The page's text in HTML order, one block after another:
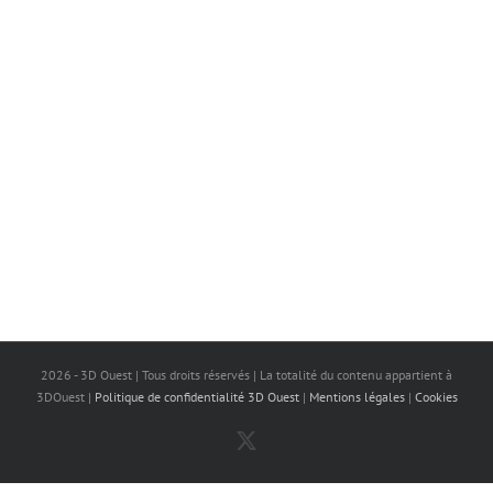
2026 - 3D Ouest | Tous droits réservés | La totalité du contenu appartient à
3DOuest | Politique de confidentialité 3D Ouest| Mentions légales| Cookies